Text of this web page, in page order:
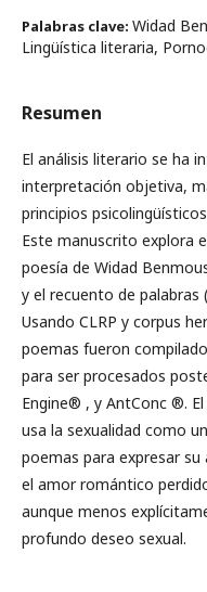
Palabras clave: Widad
Lingüística literaria,
Resumen
El análisis literario se ha
interpretación objetiva,
principios
Este manuscrito explora
poesía de Widad
y el recuento de palabras
Usando CLRP y corpus
poemas fueron
para ser procesados
Engine® , y AntConc ®.
usa la sexualidad como
poemas para expresar
el amor romántico
aunque menos
profundo deseo sexual.